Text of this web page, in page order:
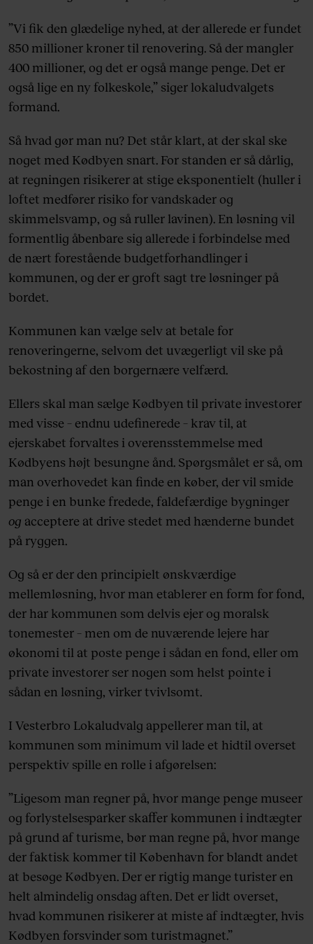
”Vi fik den glædelige nyhed, at der allerede er fundet
850 millioner kroner til renovering. Så der mangler
400 millioner, og det er også mange penge. Det er
også lige en ny folkeskole,” siger lokaludvalgets
formand.
Så hvad gør man nu? Det står klart, at der skal ske
noget med Kødbyen snart. For standen er så dårlig,
at regningen risikerer at stige eksponentielt (huller i
loftet medfører risiko for vandskader og
skimmelsvamp, og så ruller lavinen). En løsning vil
formentlig åbenbare sig allerede i forbindelse med
de nært forestående budgetforhandlinger i
kommunen, og der er groft sagt tre løsninger på
bordet.
Kommunen kan vælge selv at betale for
renoveringerne, selvom det uvægerligt vil ske på
bekostning af den borgernære velfærd.
Ellers skal man sælge Kødbyen til private investorer
med visse – endnu udefinerede – krav til, at
ejerskabet forvaltes i overensstemmelse med
Kødbyens højt besungne ånd. Spørgsmålet er så, om
man overhovedet kan finde en køber, der vil smide
penge i en bunke fredede, faldefærdige bygninger
og acceptere at drive stedet med hænderne bundet
på ryggen.
Og så er der den principielt ønskværdige
mellemløsning, hvor man etablerer en form for fond,
der har kommunen som delvis ejer og moralsk
tonemester – men om de nuværende lejere har
økonomi til at poste penge i sådan en fond, eller om
private investorer ser nogen som helst pointe i
sådan en løsning, virker tvivlsomt.
I Vesterbro Lokaludvalg appellerer man til, at
kommunen som minimum vil lade et hidtil overset
perspektiv spille en rolle i afgørelsen:
”Ligesom man regner på, hvor mange penge museer
og forlystelsesparker skaffer kommunen i indtægter
på grund af turisme, bør man regne på, hvor mange
der faktisk kommer til København for blandt andet
at besøge Kødbyen. Der er rigtig mange turister en
helt almindelig onsdag aften. Det er lidt overset,
hvad kommunen risikerer at miste af indtægter, hvis
Kødbyen forsvinder som turistmagnet.”